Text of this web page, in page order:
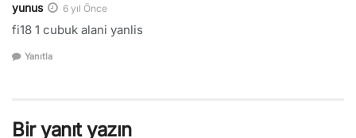
yunus 6 yıl Önce
fi18 1 cubuk alani yanlis
Yanıtla
Bir yanıt yazın